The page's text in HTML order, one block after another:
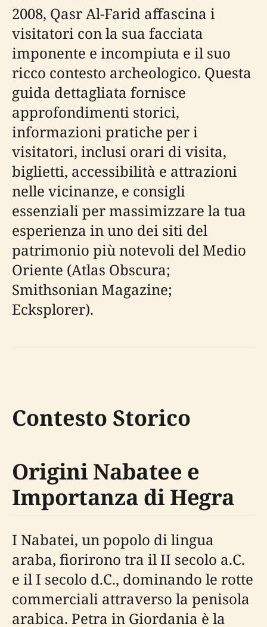
2008, Qasr Al-Farid affascina i
visitatori con la sua facciata
imponente e incompiuta e il suo
ricco contesto archeologico. Questa
guida dettagliata fornisce
approfondimenti storici,
informazioni pratiche per i
visitatori, inclusi orari di visita,
biglietti, accessibilità e attrazioni
nelle vicinanze, e consigli
essenziali per massimizzare la tua
esperienza in uno dei siti del
patrimonio più notevoli del Medio
Oriente (Atlas Obscura;
Smithsonian Magazine;
Ecksplorer).
Contesto Storico
Origini Nabatee e
Importanza di Hegra
I Nabatei, un popolo di lingua
araba, fiorirono tra il II secolo a.C.
e il I secolo d.C., dominando le rotte
commerciali attraverso la penisola
arabica. Petra in Giordania è la